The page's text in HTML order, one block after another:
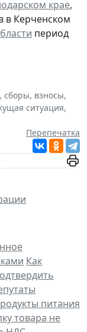
крае,
в Керченском
период
сборы, взносы,
ситуация,
Перепечатка
Как
питания
товара не